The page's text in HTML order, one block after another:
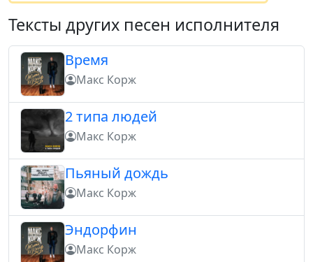
Тексты других песен исполнителя
Время
Макс Корж
2 типа людей
Макс Корж
Пьяный дождь
Макс Корж
Эндорфин
Макс Корж